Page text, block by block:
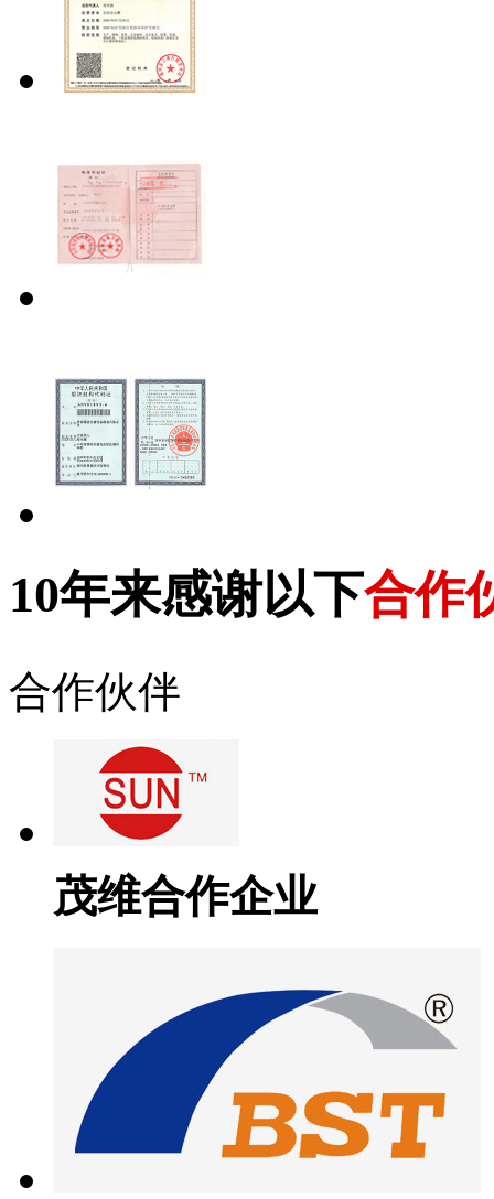
10年来感谢以下合作
合作伙伴
茂维合作企业